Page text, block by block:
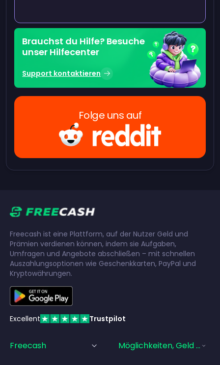
Brauchst du Hilfe? Besuche
unser Hilfecenter
Support kontaktieren
Folge uns auf
Freecash ist eine Plattform, auf der Nutzer Geld und
Prämien verdienen können, indem sie Aufgaben,
Umfragen und Angebote abschließen – mit schnellen
Auszahlungsoptionen wie Geschenkkarten, PayPal und
Kryptowährungen.
Excellent Trustpilot
Freecash Möglichkeiten, Geld Zu